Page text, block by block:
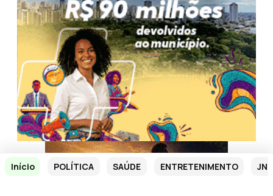
Início POLÍTICA SAÚDE ENTRETENIMENTO JN